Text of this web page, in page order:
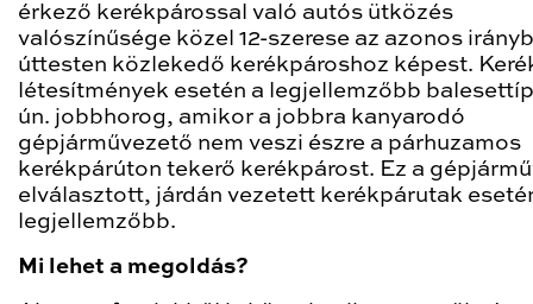
érkező kerékpárossal való autós ütközés
valószínűsége közel 12-szerese az azonos
úttesten közlekedő kerékpároshoz képest.
létesítmények esetén a legjellemzőbb
ún. jobbhorog, amikor a jobbra kanyarodó
gépjárművezető nem veszi észre a párhuzamos
kerékpárúton tekerő kerékpárost. Ez a
elválasztott, járdán vezetett kerékpárutak
legjellemzőbb.
Mi lehet a megoldás?